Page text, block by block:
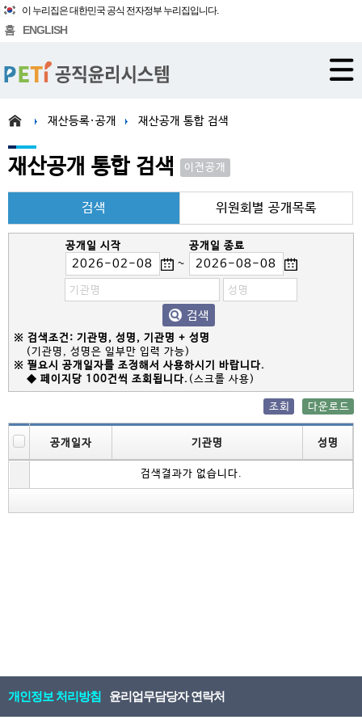
이 누리집은 대한민국 공식 전자정부 누리집입니다.
홈 ENGLISH
재산등록·공개 재산공개 통합 검색
재산공개 통합 검색 이전공개
검색 위원회별 공개목록
공개일 시작
~
공개일 종료
검색
※ 검색조건: 기관명, 성명, 기관명 + 성명
(기관명, 성명은 일부만 입력 가능)
※ 필요시 공개일자를 조정해서 사용하시기 바랍니다.
◆ 페이지당 100건씩 조회됩니다. (스크롤 사용)
다운로드
조회
공개일자 기관명 성명
검색결과가 없습니다.
개인정보 처리방침 윤리업무담당자 연락처